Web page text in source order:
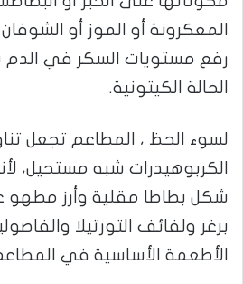
المعكرونة أو الموز أو
رفع مستويات السكر في الدم
الحالة الكيتونية.
لسوء الحظ ، المطاعم تجعل
الكربوهيدرات شبه مستحيل،
شكل بطاطا مقلية وأرز مطهو
برغر ولفائف التورتيلا
الأطعمة الأساسية في